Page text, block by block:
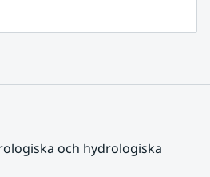
och hydrologiska